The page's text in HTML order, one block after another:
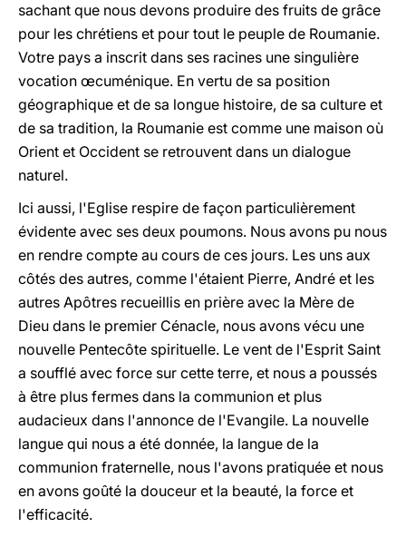
sachant que nous devons produire des fruits de grâce
pour les chrétiens et pour tout le peuple de Roumanie.
Votre pays a inscrit dans ses racines une singulière
vocation œcuménique. En vertu de sa position
géographique et de sa longue histoire, de sa culture et
de sa tradition, la Roumanie est comme une maison où
Orient et Occident se retrouvent dans un dialogue
naturel.
Ici aussi, l'Eglise respire de façon particulièrement
évidente avec ses deux poumons. Nous avons pu nous
en rendre compte au cours de ces jours. Les uns aux
côtés des autres, comme l'étaient Pierre, André et les
autres Apôtres recueillis en prière avec la Mère de
Dieu dans le premier Cénacle, nous avons vécu une
nouvelle Pentecôte spirituelle. Le vent de l'Esprit Saint
a soufflé avec force sur cette terre, et nous a poussés
à être plus fermes dans la communion et plus
audacieux dans l'annonce de l'Evangile. La nouvelle
langue qui nous a été donnée, la langue de la
communion fraternelle, nous l'avons pratiquée et nous
en avons goûté la douceur et la beauté, la force et
l'efficacité.